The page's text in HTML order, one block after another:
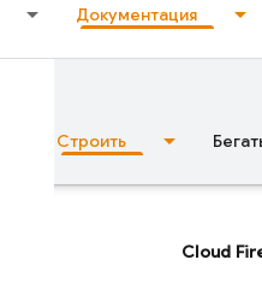
Документация
Строить
Cloud